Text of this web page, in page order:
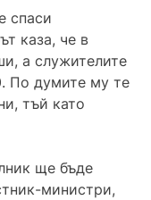
спаси
каза, че в
а служителите
По думите му те
тъй като
ще бъде
министри,